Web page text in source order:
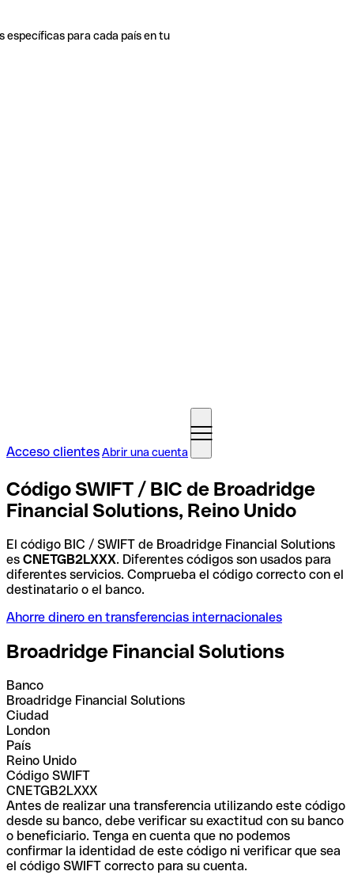
específicas para cada país en tu
Acceso clientesAbrir una cuenta
Código SWIFT / BIC de Broadridge
Financial Solutions, Reino Unido
El código BIC / SWIFT de Broadridge Financial Solutions
es CNETGB2LXXX. Diferentes códigos son usados para
diferentes servicios. Comprueba el código correcto con el
destinatario o el banco.
Ahorre dinero en transferencias internacionales
Broadridge Financial Solutions
Banco
Broadridge Financial Solutions
Ciudad
London
País
Reino Unido
Código SWIFT
CNETGB2LXXX
Antes de realizar una transferencia utilizando este código
desde su banco, debe verificar su exactitud con su banco
o beneficiario. Tenga en cuenta que no podemos
confirmar la identidad de este código ni verificar que sea
el código SWIFT correcto para su cuenta.